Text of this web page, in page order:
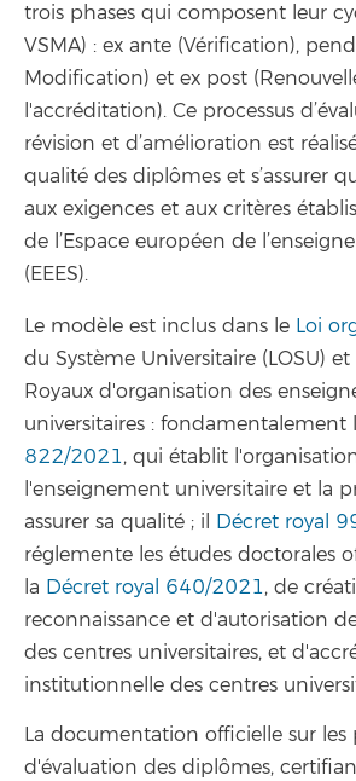
trois phases qui composent leur
VSMA) : ex ante (Vérification),
Modification) et ex post
l'accréditation). Ce processus
révision et d’amélioration est
qualité des diplômes et s’assurer
aux exigences et aux critères
de l’Espace européen de
(EEES).
Le modèle est inclus dans le Loi
du Système Universitaire (LOSU)
Royaux d'organisation des
universitaires : fondamentalement
822/2021, qui établit
l'enseignement universitaire et la
assurer sa qualité ; il Décret royal
réglemente les études doctorales
la Décret royal 640/2021, de
reconnaissance et d'autorisation
des centres universitaires, et
institutionnelle des centres
La documentation officielle sur les
d'évaluation des diplômes,